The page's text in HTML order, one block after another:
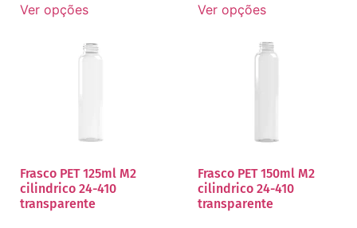
Ver opções Ver opções
Frasco PET 125ml M2
cilindrico 24-410
transparente
Frasco PET 150ml M2
cilindrico 24-410
transparente